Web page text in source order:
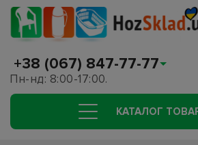
+38 (067) 847-77-77
Пн-нд: 8:00-17:00.
КАТАЛОГ